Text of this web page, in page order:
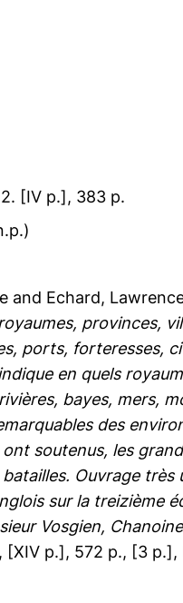
[IV p.], 383 p.
and Echard,
provinces,
ports, forteresses,
en quels
bayes, mers,
des
ont soutenus, les
Ouvrage très
sur la treizième
Vosgien,
[XIV p.], 572 p., [3 p.],